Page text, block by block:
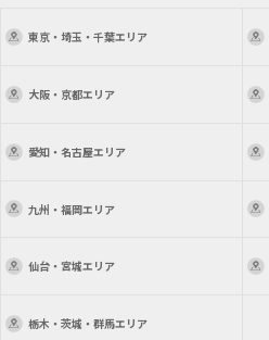
東京・埼玉・千葉エリア
大阪・京都エリア
愛知・名古屋エリア
九州・福岡エリア
仙台・宮城エリア
栃木・茨城・群馬エリア